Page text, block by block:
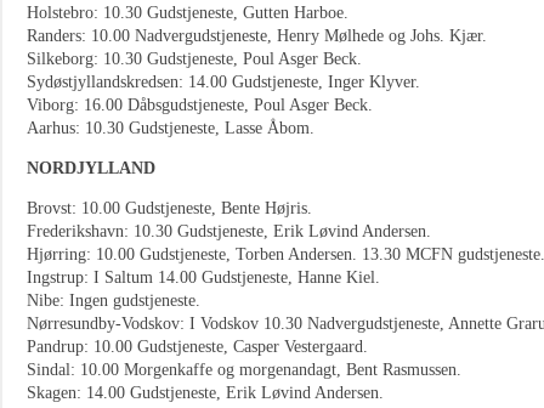
Holstebro: 10.30 Gudstjeneste, Gutten Harboe.
Randers: 10.00 Nadvergudstjeneste, Henry Mølhede og Johs. Kjær.
Silkeborg: 10.30 Gudstjeneste, Poul Asger Beck.
Sydøstjyllandskredsen: 14.00 Gudstjeneste, Inger Klyver.
Viborg: 16.00 Dåbsgudstjeneste, Poul Asger Beck.
Aarhus: 10.30 Gudstjeneste, Lasse Åbom.
NORDJYLLAND
Brovst: 10.00 Gudstjeneste, Bente Højris.
Frederikshavn: 10.30 Gudstjeneste, Erik Løvind Andersen.
Hjørring: 10.00 Gudstjeneste, Torben Andersen. 13.30 MCFN gudstjeneste.
Ingstrup: I Saltum 14.00 Gudstjeneste, Hanne Kiel.
Nibe: Ingen gudstjeneste.
Nørresundby-Vodskov: I Vodskov 10.30 Nadvergudstjeneste, Annette
Pandrup: 10.00 Gudstjeneste, Casper Vestergaard.
Sindal: 10.00 Morgenkaffe og morgenandagt, Bent Rasmussen.
Skagen: 14.00 Gudstjeneste, Erik Løvind Andersen.